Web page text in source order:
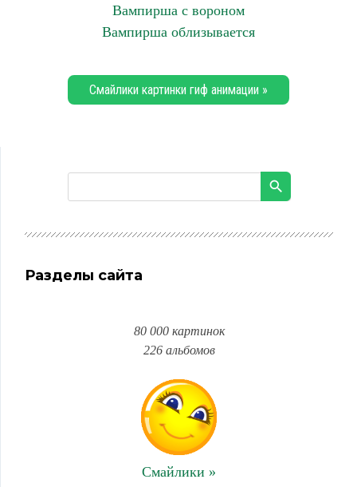
Вампирша с вороном
Вампирша облизывается
Смайлики картинки гиф анимации »
Разделы сайта
80 000 картинок
226 альбомов
Смайлики »